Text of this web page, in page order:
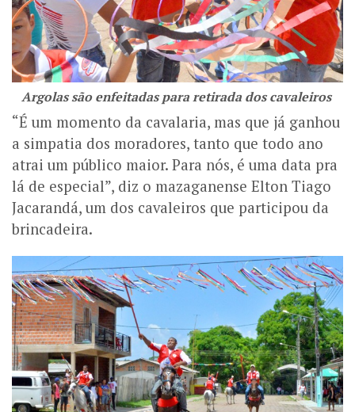
Argolas são enfeitadas para retirada dos cavaleiros
“É um momento da cavalaria, mas que já ganhou
a simpatia dos moradores, tanto que todo ano
atrai um público maior. Para nós, é uma data pra
lá de especial”, diz o mazaganense Elton Tiago
Jacarandá, um dos cavaleiros que participou da
brincadeira.